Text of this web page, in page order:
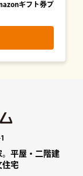
ギフト券プ
平屋・二階建
住宅